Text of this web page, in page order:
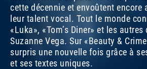
cette décennie et envoûtent encore
leur talent vocal. Tout le monde
«Luka», «Tom’s Diner» et les
Suzanne Vega. Sur «Beauty &
surpris une nouvelle fois grâce à
et ses textes uniques.